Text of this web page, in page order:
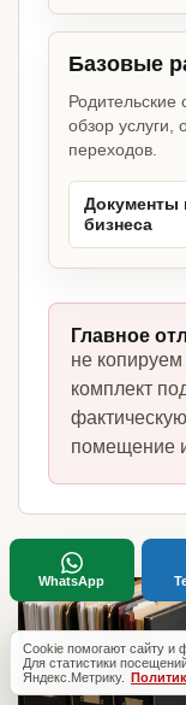
Базовые
обзор услуги,
переходов.
Документы
бизнеса
Главное
не
комплект
помещение
Cookie помогают сайту и
Для статистики
Яндекс.Метрику.
WhatsApp